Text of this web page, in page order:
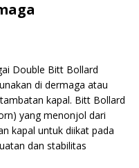
Double Bitt Bollard
di dermaga atau
kapal. Bitt Bollard
yang menonjol dari
kapal untuk diikat pada
dan stabilitas